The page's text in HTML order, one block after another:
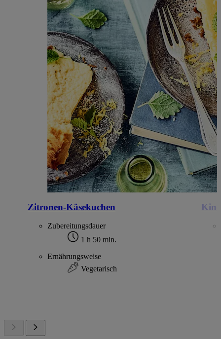
Zitronen-Käsekuchen
Zubereitungsdauer
1 h 50 min.
Ernährungsweise
Vegetarisch